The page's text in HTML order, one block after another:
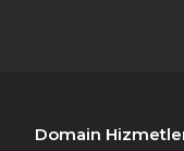
Domain